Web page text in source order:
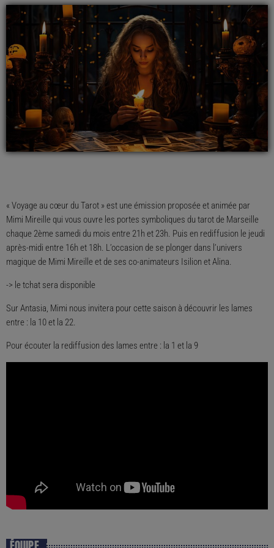
« Voyage au cœur du Tarot » est une émission proposée et animée par
Mimi Mireille qui vous ouvre les portes symboliques du tarot de Marseille
chaque 2ème samedi du mois entre 21h et 23h. Puis en rediffusion le jeudi
après-midi entre 16h et 18h. L’occasion de se plonger dans l’univers
magique de Mimi Mireille et de ses co-animateurs Isilion et Alina.
-> le tchat sera disponible
Sur Antasia, Mimi nous invitera pour cette saison à découvrir les lames
entre : la 10 et la 22.
Pour écouter la rediffusion des lames entre : la 1 et la 9